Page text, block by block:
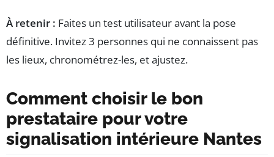
À retenir : Faites un test utilisateur avant la pose
définitive. Invitez 3 personnes qui ne connaissent pas
les lieux, chronométrez-les, et ajustez.
Comment choisir le bon
prestataire pour votre
signalisation intérieure Nantes